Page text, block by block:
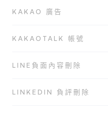
KAKAO 廣告
KAKAOTALK 帳號
LINE負面內容刪除
LINKEDIN 負評刪除